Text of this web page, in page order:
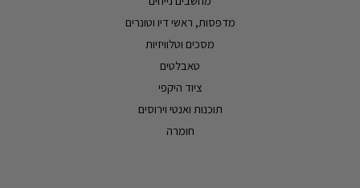
מדפסות, ראשי דיו וטונרים
מסכים וטלוויזיות
טאבלטים
ציוד היקפי
תוכנות ואנטי וירוסים
חומרה